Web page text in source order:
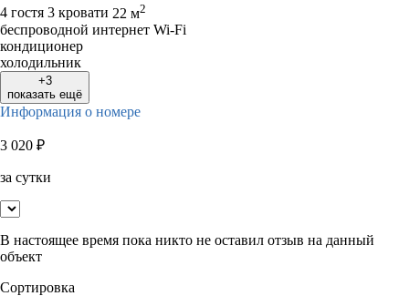
4 гостя 3 кровати 22 м2
беспроводной интернет Wi-Fi
кондиционер
холодильник
+3
показать ещё
Информация о номере
3 020 ₽
за сутки
В настоящее время пока никто не оставил отзыв на данный
объект
Сортировка